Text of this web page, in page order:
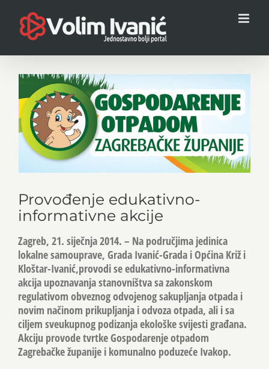
content
View
Larger
Image
Provođenje edukativno-
informativne akcije
Zagreb, 21. siječnja 2014. – Na područjima jedinica
lokalne samouprave, Grada Ivanić-Grada i Općina Križ i
Kloštar-Ivanić,provodi se edukativno-informativna
akcija upoznavanja stanovništva sa zakonskom
regulativom obveznog odvojenog sakupljanja otpada i
novim načinom prikupljanja i odvoza otpada, ali i sa
ciljem sveukupnog podizanja ekološke svijesti građana.
Akciju provode tvrtke Gospodarenje otpadom
Zagrebačke županije i komunalno poduzeće Ivakop.